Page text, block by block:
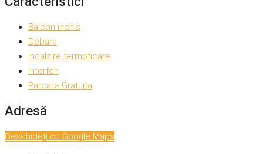
Balcon inchis
Debara
Incalzire termoficare
Interfon
Parcare Gratuita
Adresă
Deschideți cu Google Maps